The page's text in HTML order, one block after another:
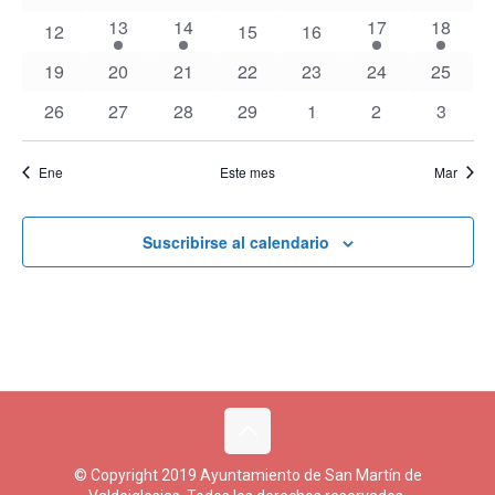
eventos
eventos
eventos
eventos
0
12
1
evento
13
1
evento
14
0
15
0
16
1
evento
17
2
eventos
18
0
19
0
20
0
21
0
22
0
23
0
24
0
25
0
eventos
26
0
eventos
27
0
eventos
28
0
eventos
29
0
eventos
1
0
eventos
2
0
3
Ene Este mes Mar
Suscribirse al calendario
© Copyright 2019 Ayuntamiento de San Martín de